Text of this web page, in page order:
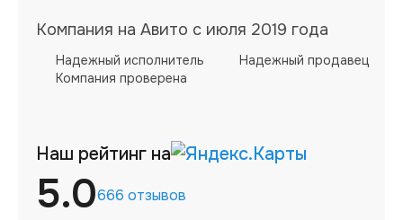
Компания на Авито с июля 2019 года
Надежный исполнитель
Надежный продавец
Компания проверена
Наш рейтинг на
5.0666 отзывов